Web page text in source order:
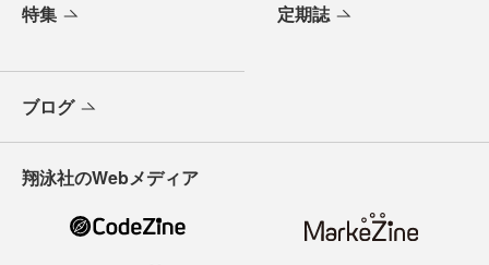
特集 定期誌
ブログ
翔泳社のWebメディア